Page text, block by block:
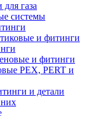
газа
системы
и фитинги
и фитинги
PEX, PERT и
и детали